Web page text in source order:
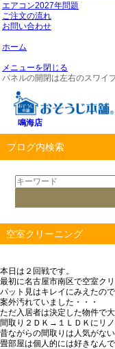
エアコン2027年問題
ご注文の流れ
お問い合わせ
ホーム
メニューを閉じる
パネルの開閉は左右のスワイ
鳴海店
ブログ内検索
空室クリーニング
本日は２回戦です。
最初に名古屋市南区で空室クリ
パット見はキレイにみえたの
案外汚れていました・・・
ただ入居者は決定した物件で
間取り２ＤＫ→１ＬＤＫにリノ
昔ながらの間取りは人気がない
畳部屋は個人的には好きなん